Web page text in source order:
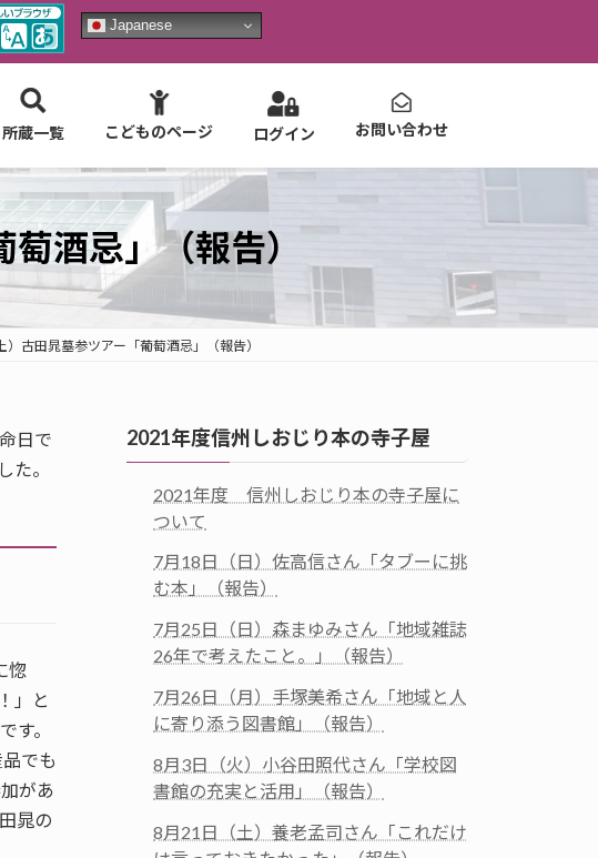
Japanese
所蔵一覧 こどものページ ログイン お問い合わせ
酒忌」（報告）
）古田晁墓参ツアー「葡萄酒忌」（報告）
日で
た。
惚
」と
す。
でも
があ
晁の
2021年度信州しおじり本の寺子屋
2021年度 信州しおじり本の寺子屋に
ついて
7月18日（日）佐高信さん「タブーに挑
む本」（報告）
7月25日（日）森まゆみさん「地域雑誌
26年で考えたこと。」（報告）
7月26日（月）手塚美希さん「地域と人
に寄り添う図書館」（報告）
8月3日（火）小谷田照代さん「学校図
書館の充実と活用」（報告）
8月21日（土）養老孟司さん「これだけ